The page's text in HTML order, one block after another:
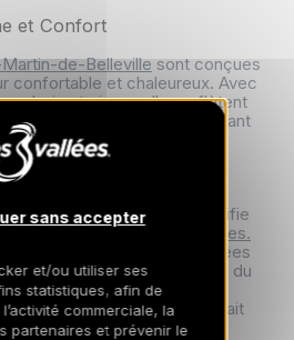
et Confort
de-Bellevillesont conçues
confortable et chaleureux. Avec
en bois et pierre, elles reflètent
Savoie tout en vous proposant
pour un confort optimal.
Martin-de-Belleville
signifie
direct aux pistes des 3 Vallées.
pour rejoindre les remontées
plus grand domaine skiable du
skieur chevronné ou un
sont le point de départ parfait
sans accepter
et/ou utiliser ses
statistiques, afin de
commerciale, la
partenaires et prévenir le